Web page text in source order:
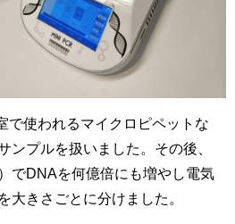
で使われるマイクロピペットな
ンプルを扱いました。その後、
でDNAを何億倍にも増やし電気
大きさごとに分けました。